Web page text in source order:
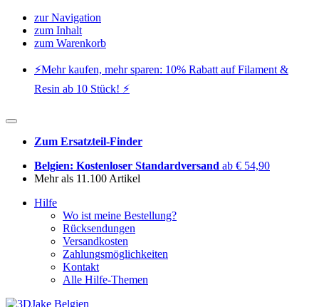
zur Navigation
zum Inhalt
zum Warenkorb
⚡️Mehr kaufen, mehr sparen: 10% Rabatt auf Filament &
Resin ab 10 Stück! ⚡️
Zum Ersatzteil-Finder
Belgien: Kostenloser Standardversand ab € 54,90
Mehr als 11.100 Artikel
Hilfe
Wo ist meine Bestellung?
Rücksendungen
Versandkosten
Zahlungsmöglichkeiten
Kontakt
Alle Hilfe-Themen